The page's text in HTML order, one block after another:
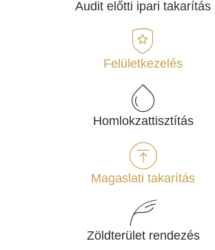
Audit előtti ipari takarítás
Felületkezelés
Homlokzattisztítás
Magaslati takarítás
Zöldterület rendezés